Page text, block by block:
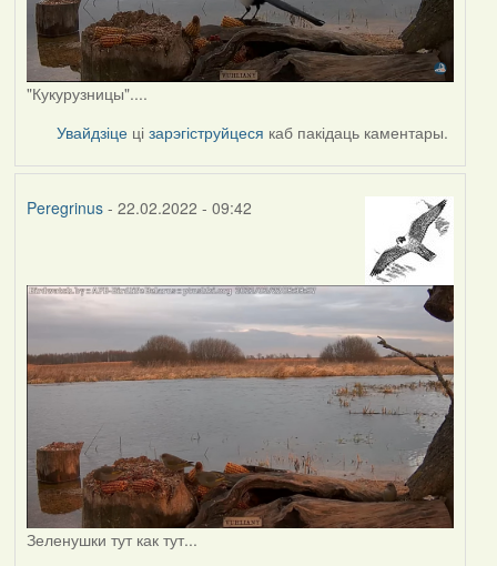
"Кукурузницы"....
Увайдзіце цізарэгіструйцеся каб пакідаць каментары.
Peregrinus- 22.02.2022 - 09:42
Зеленушки тут как тут...